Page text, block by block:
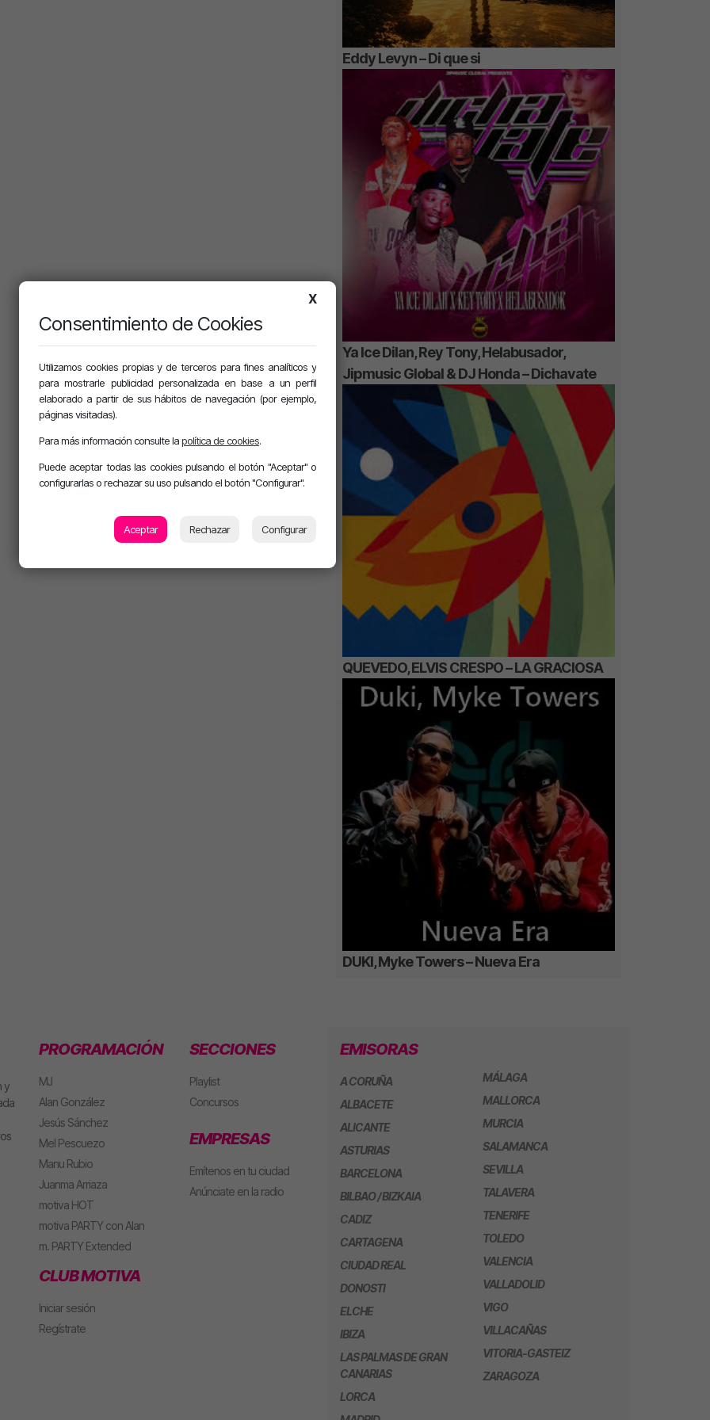
Eddy Levyn – Di que si
Ya Ice Dilan, Rey Tony, Helabusador,
Jipmusic Global & DJ Honda – Dichavate
QUEVEDO, ELVIS CRESPO – LA GRACIOSA
DUKI, Myke Towers – Nueva Era
y
PROGRAMACIÓN
MJ
Alan González
Jesús Sánchez
Mel Pescuezo
Manu Rubio
Juanma Arriaza
motiva HOT
motiva PARTY con Alan
m. PARTY Extended
CLUB MOTIVA
Iniciar sesión
Regístrate
SECCIONES
Playlist
Concursos
EMPRESAS
Emítenos en tu ciudad
Anúnciate en la radio
EMISORAS
A CORUÑA
ALBACETE
ALICANTE
ASTURIAS
BARCELONA
BILBAO / BIZKAIA
CADIZ
CARTAGENA
CIUDAD REAL
DONOSTI
ELCHE
IBIZA
LAS PALMAS DE GRAN
CANARIAS
LORCA
MÁLAGA
MALLORCA
MURCIA
SALAMANCA
SEVILLA
TALAVERA
TENERIFE
TOLEDO
VALENCIA
VALLADOLID
VIGO
VILLACAÑAS
VITORIA-GASTEIZ
ZARAGOZA
X
Consentimiento de Cookies
Utilizamos cookies propias y de terceros para fines analíticos y
para mostrarle publicidad personalizada en base a un perfil
elaborado a partir de sus hábitos de navegación (por ejemplo,
páginas visitadas).
Para más información consulte lapolítica de cookies.
Puede aceptar todas las cookies pulsando el botón "Aceptar" o
configurarlas o rechazar su uso pulsando el botón "Configurar".
Aceptar Rechazar Configurar